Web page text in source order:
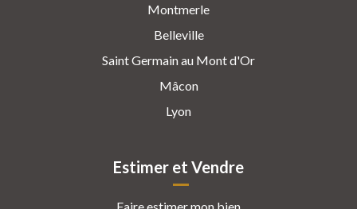
Montmerle
Belleville
Saint Germain au Mont d'Or
Mâcon
Lyon
Estimer et Vendre